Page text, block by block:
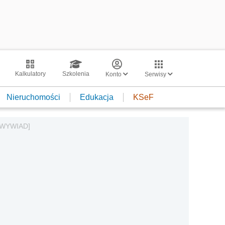
Kalkulatory Szkolenia Konto Serwisy
Nieruchomości Edukacja KSeF